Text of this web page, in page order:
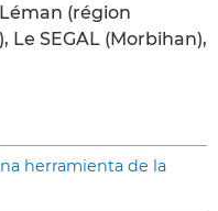
(région
SEGAL (Morbihan),
herramienta de la